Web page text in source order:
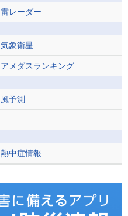
雷レーダー
気象衛星
アメダスランキング
風予測
熱中症情報